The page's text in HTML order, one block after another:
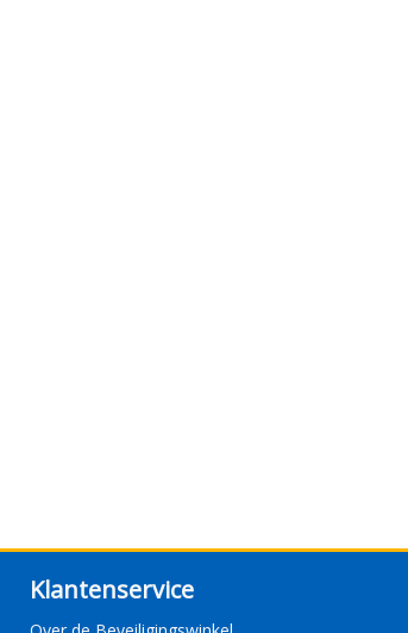
Klantenservice